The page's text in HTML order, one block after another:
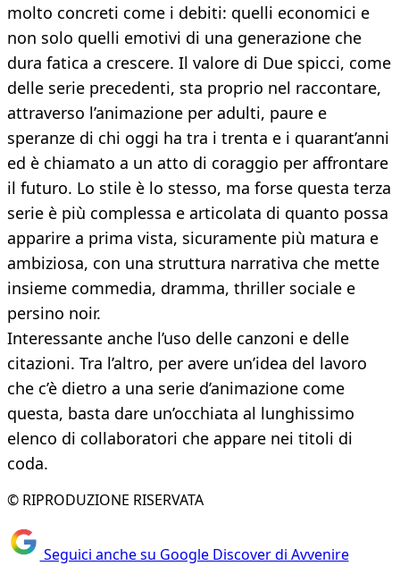
molto concreti come i debiti: quelli economici e
non solo quelli emotivi di una generazione che
dura fatica a crescere. Il valore di Due spicci, come
delle serie precedenti, sta proprio nel raccontare,
attraverso l’animazione per adulti, paure e
speranze di chi oggi ha tra i trenta e i quarant’anni
ed è chiamato a un atto di coraggio per affrontare
il futuro. Lo stile è lo stesso, ma forse questa terza
serie è più complessa e articolata di quanto possa
apparire a prima vista, sicuramente più matura e
ambiziosa, con una struttura narrativa che mette
insieme commedia, dramma, thriller sociale e
persino noir.
Interessante anche l’uso delle canzoni e delle
citazioni. Tra l’altro, per avere un’idea del lavoro
che c’è dietro a una serie d’animazione come
questa, basta dare un’occhiata al lunghissimo
elenco di collaboratori che appare nei titoli di
coda.
© RIPRODUZIONE RISERVATA
Seguici anche su Google Discover di Avvenire